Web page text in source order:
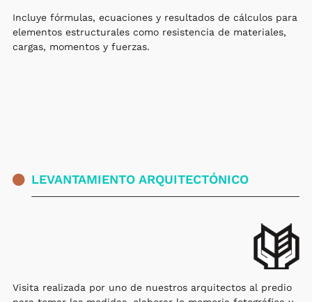
Incluye fórmulas, ecuaciones y resultados de cálculos para
elementos estructurales como resistencia de materiales,
cargas, momentos y fuerzas.
LEVANTAMIENTO ARQUITECTÓNICO
Visita realizada por uno de nuestros arquitectos al predio